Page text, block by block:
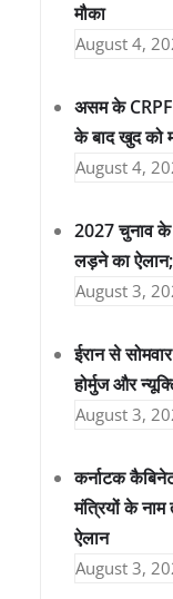
मौका
August 4,
असम के CRPF
के बाद खुद को
August 4,
2027 चुनाव के
लड़ने का ऐलान;
August 3,
ईरान से
होर्मुज और
August 3,
कर्नाटक
मंत्रियों के नाम
ऐलान
August 3,